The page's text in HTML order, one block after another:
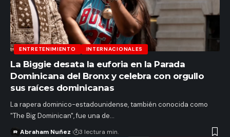
ENTRETENIMIENTO INTERNACIONALES
La Biggie desata la euforia en la Parada
Dominicana del Bronx y celebra con orgullo
sus raíces dominicanas
La rapera dominico-estadounidense, también conocida como
"The Big Dominican", fue una de…
Abraham Nuñez 3 lectura min.